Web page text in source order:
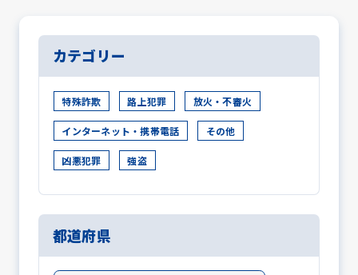
カテゴリー
特殊詐欺 路上犯罪 放火・不審火
インターネット・携帯電話 その他
凶悪犯罪 強盗
都道府県